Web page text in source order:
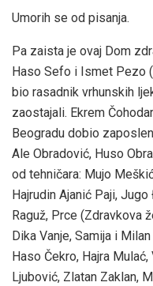
Umorih se od pisanja.
Pa zaista je ovaj Dom
Haso Sefo i Ismet Pezo
bio rasadnik vrhunskih
zaostajali. Ekrem
Beogradu dobio
Ale Obradović, Huso
od tehničara: Mujo
Hajrudin Ajanić Paji,
Raguž, Prce (Zdravkova
Dika Vanje, Samija i
Haso Čekro, Hajra
Ljubović, Zlatan Zaklan,